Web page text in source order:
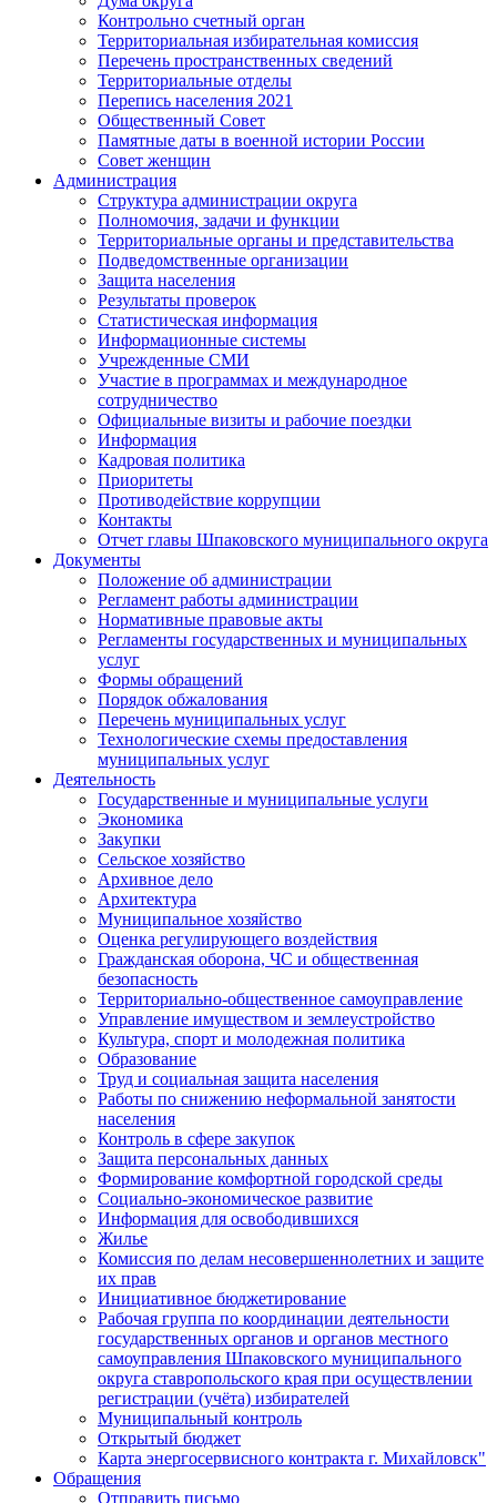
Контрольно счетный орган
Территориальная избирательная комиссия
Перечень пространственных сведений
Территориальные отделы
Перепись населения 2021
Общественный Совет
Памятные даты в военной истории России
Совет женщин
Администрация
Структура администрации округа
Полномочия, задачи и функции
Территориальные органы и представительства
Подведомственные организации
Защита населения
Результаты проверок
Статистическая информация
Информационные системы
Учрежденные СМИ
Участие в программах и международное
сотрудничество
Официальные визиты и рабочие поездки
Информация
Кадровая политика
Приоритеты
Противодействие коррупции
Контакты
Отчет главы Шпаковского муниципального округа
Документы
Положение об администрации
Регламент работы администрации
Нормативные правовые акты
Регламенты государственных и муниципальных
услуг
Формы обращений
Порядок обжалования
Перечень муниципальных услуг
Технологические схемы предоставления
муниципальных услуг
Деятельность
Государственные и муниципальные услуги
Экономика
Закупки
Сельское хозяйство
Архивное дело
Архитектура
Муниципальное хозяйство
Оценка регулирующего воздействия
Гражданская оборона, ЧС и общественная
безопасность
Территориально-общественное самоуправление
Управление имуществом и землеустройство
Культура, спорт и молодежная политика
Образование
Труд и социальная защита населения
Работы по снижению неформальной занятости
населения
Контроль в сфере закупок
Защита персональных данных
Формирование комфортной городской среды
Социально-экономическое развитие
Информация для освободившихся
Жилье
Комиссия по делам несовершеннолетних и защите
их прав
Инициативное бюджетирование
Рабочая группа по координации деятельности
государственных органов и органов местного
самоуправления Шпаковского муниципального
округа ставропольского края при осуществлении
регистрации (учёта) избирателей
Муниципальный контроль
Открытый бюджет
Карта энергосервисного контракта г. Михайловск"
Обращения
Отправить письмо